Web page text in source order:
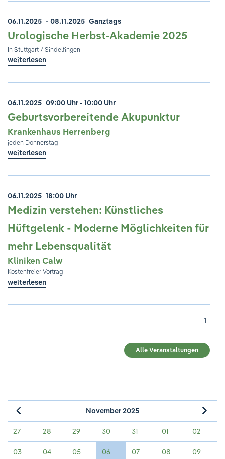
06.11.2025 - 08.11.2025 Ganztags
Urologische Herbst-Akademie 2025
In Stuttgart / Sindelfingen
weiterlesen
06.11.2025 09:00 Uhr - 10:00 Uhr
Geburtsvorbereitende Akupunktur
Krankenhaus Herrenberg
jeden Donnerstag
weiterlesen
06.11.2025 18:00 Uhr
Medizin verstehen: Künstliches
Hüftgelenk - Moderne Möglichkeiten für
mehr Lebensqualität
Kliniken Calw
Kostenfreier Vortrag
weiterlesen
1
Alle Veranstaltungen
«
November 2025 »
27 28 29 30 31 01 02
03 04 05 06 07 08 09